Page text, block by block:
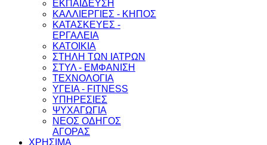
ΕΚΠΑΙΔΕΥΣΗ
ΚΑΛΛΙΕΡΓΙΕΣ - ΚΗΠΟΣ
ΚΑΤΑΣΚΕΥΕΣ -
ΕΡΓΑΛΕΙΑ
ΚΑΤΟΙΚΙΑ
ΣΤΗΛΗ ΤΩΝ ΙΑΤΡΩΝ
ΣΤΥΛ - ΕΜΦΑΝΙΣΗ
ΤΕΧΝΟΛΟΓΙΑ
ΥΓΕΙΑ - FITNESS
ΥΠΗΡΕΣΙΕΣ
ΨΥΧΑΓΩΓΙΑ
ΝΕΟΣ ΟΔΗΓΟΣ
ΑΓΟΡΑΣ
ΧΡΗΣΙΜΑ